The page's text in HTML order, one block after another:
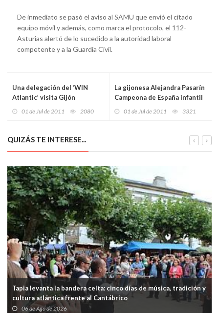
De inmediato se pasó el aviso al SAMU que envió el citado
equipo móvil y además, como marca el protocolo, el 112-
Asturias alertó de lo sucedido a la autoridad laboral
competente y a la Guardia Civil.
Una delegación del ‘WIN
Atlantic’ visita Gijón
01 de Jul de 2011 2080
La gijonesa Alejandra Pasarín
Campeona de España infantil
01 de Jul de 2011 3321
QUIZÁS TE INTERESE...
Tapia levanta la bandera celta: cinco días de música, tradición y
cultura atlántica frente al Cantábrico
06 de Ago de 2026